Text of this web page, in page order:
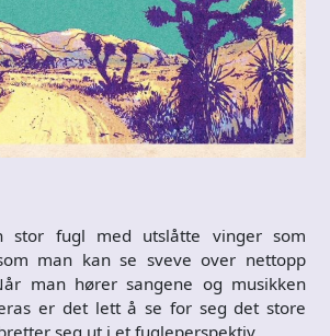
stor fugl med utslåtte vinger som
man kan se sveve over nettopp
man hører sangene og musikken
er det lett å se for seg det store